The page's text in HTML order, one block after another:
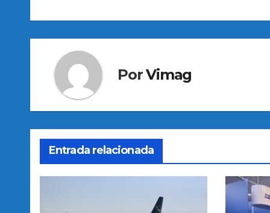
entradas
PorVimag
Entrada relacionada